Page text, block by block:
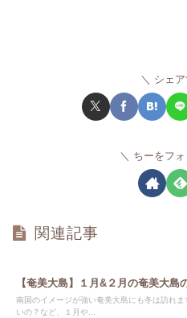
シェ
ちーをフ
関連記事
【奄美大島】１月&２月の奄美大島
南国のイメージが強い奄美大島にも冬は訪れ
いの？など、１月や...